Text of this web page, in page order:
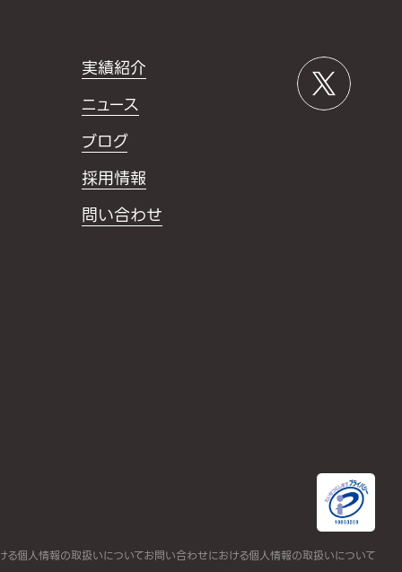
実績紹介
ニュース
ブログ
採用情報
問い合わせ
る個人情報の取扱いについてお問い合わせにおける個人情報の取扱いについて